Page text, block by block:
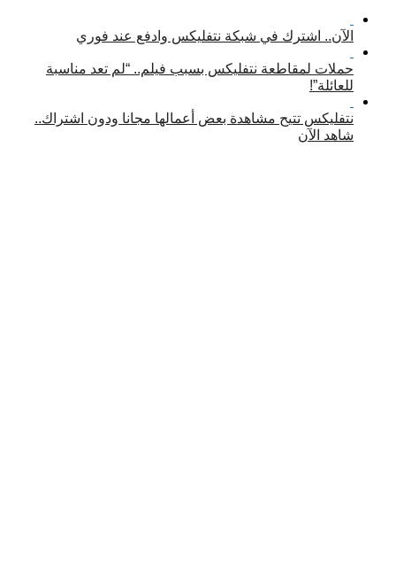
الآن.. اشترك في شبكة نتفليكس وادفع عند فوري
حملات لمقاطعة نتفليكس بسبب فيلم.. “لم تعد مناسبة
للعائلة”!
نتفليكس تتيح مشاهدة بعض أعمالها مجانا ودون اشتراك..
شاهد الآن